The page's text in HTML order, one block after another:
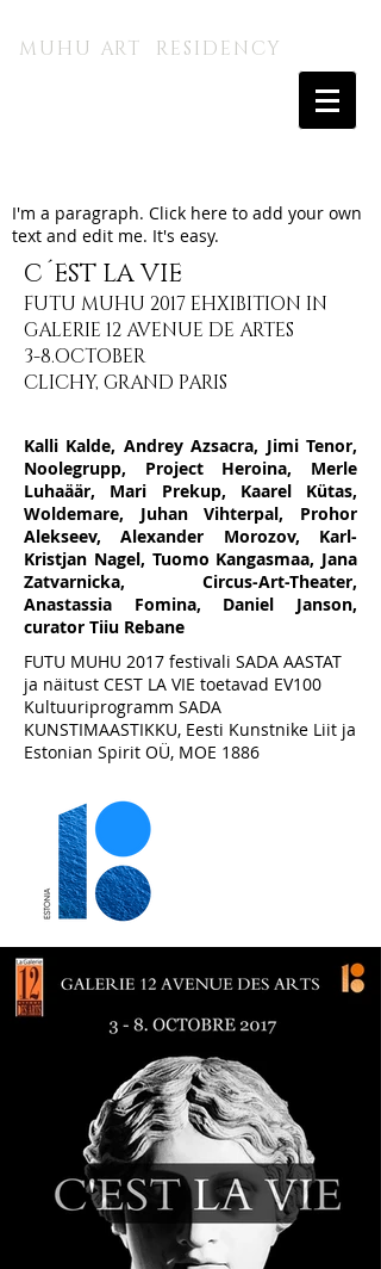
MUHU ART RESIDENCY
I'm a paragraph. Click here to add your own
text and edit me. It's easy.
C´EST LA VIE
FUTU MUHU 2017 EHXIBITION IN
GALERIE 12 AVENUE DE ARTES
3-8.OCTOBER
CLICHY, GRAND PARIS
Kalli Kalde, Andrey Azsacra, Jimi Tenor,
Noolegrupp, Project Heroina, Merle
Luhaäär, Mari Prekup, Kaarel Kütas,
Woldemare, Juhan Vihterpal, Prohor
Alekseev, Alexander Morozov, Karl-
Kristjan Nagel, Tuomo Kangasmaa, Jana
Zatvarnicka, Circus-Art-Theater,
Anastassia Fomina, Daniel Janson,
curator Tiiu Rebane
FUTU MUHU 2017 festivali SADA AASTAT
ja näitust CEST LA VIE toetavad EV100
Kultuuriprogramm SADA
KUNSTIMAASTIKKU, Eesti Kunstnike Liit ja
Estonian Spirit OÜ, MOE 1886